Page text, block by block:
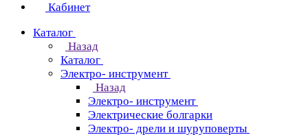
Кабинет
Каталог
Назад
Каталог
Электро- инструмент
Назад
Электро- инструмент
Электрические болгарки
Электро- дрели и шуруповерты